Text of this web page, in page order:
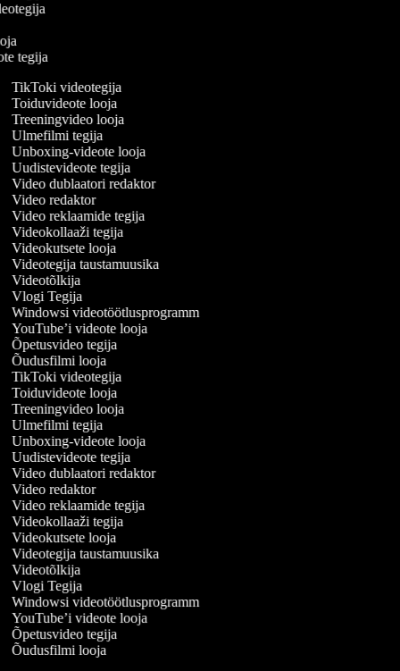
tegija
TikToki videotegija
Toiduvideote looja
Treeningvideo looja
Ulmefilmi tegija
Unboxing-videote looja
Uudistevideote tegija
Video dublaatori redaktor
Video redaktor
Video reklaamide tegija
Videokollaaži tegija
Videokutsete looja
Videotegija taustamuusika
Videotõlkija
Vlogi Tegija
Windowsi videotöötlusprogramm
YouTube’i videote looja
Õpetusvideo tegija
Õudusfilmi looja
TikToki videotegija
Toiduvideote looja
Treeningvideo looja
Ulmefilmi tegija
Unboxing-videote looja
Uudistevideote tegija
Video dublaatori redaktor
Video redaktor
Video reklaamide tegija
Videokollaaži tegija
Videokutsete looja
Videotegija taustamuusika
Videotõlkija
Vlogi Tegija
Windowsi videotöötlusprogramm
YouTube’i videote looja
Õpetusvideo tegija
Õudusfilmi looja